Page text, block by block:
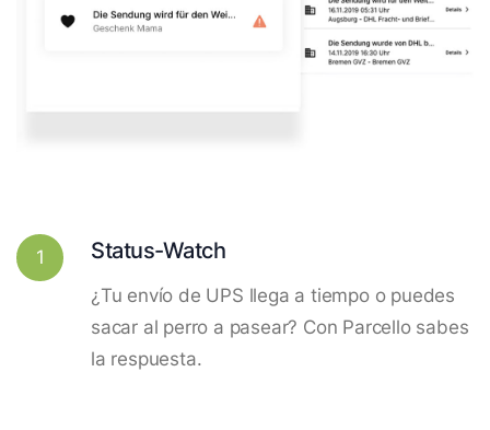
1 Status-Watch
¿Tu envío de UPS llega a tiempo o puedes
sacar al perro a pasear? Con Parcello sabes
la respuesta.